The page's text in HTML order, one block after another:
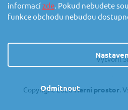
informacízde. Pokud nebudete
funkce obchodu nebudou
Odmítnout
Vytvořil
Copyright 2026Herní prostor.